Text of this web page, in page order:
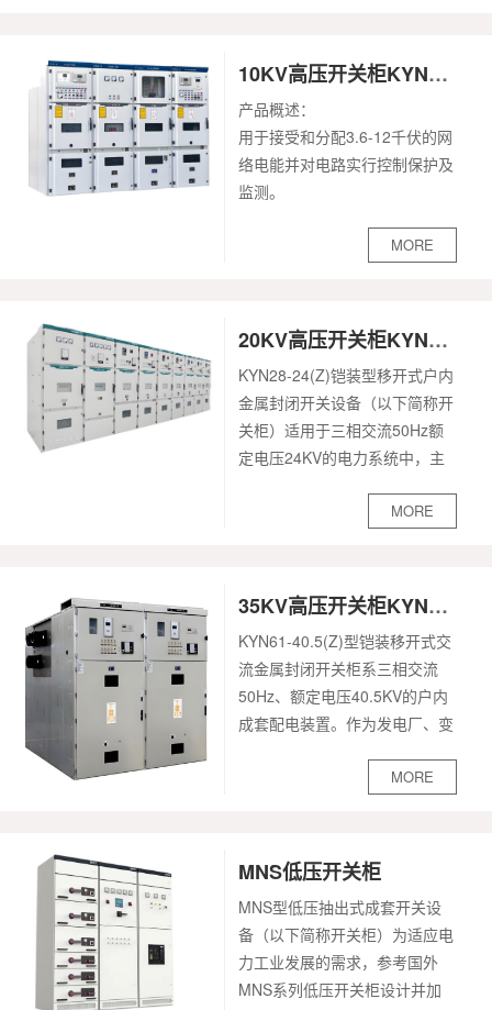
10KV高压开关柜KYN28-12(Z)
产品概述：
用于接受和分配3.6-12千伏的网
络电能并对电路实行控制保护及
监测。
结构与安全采用全密封铠装结
路器、隔离开关等）模块化设
计，检修时可快速移开，大幅缩
短维护时间。
2. 技术与性能适应性：满足
10KV系统配电需求，支持频繁
操作与长期稳定运行；智能化：
部分型号集成智能操控单元，实
现远程监测、故障预警，提升运
MORE
20KV高压开关柜KYN28-24(Z)
KYN28-24(Z)铠装型移开式户内
金属封闭开关设备（以下简称开
关柜）适用于三相交流50Hz额
定电压24KV的电力系统中，主
业及高层建筑中接受和分配网络
GB3906-2006《3~35KV交流金
属封闭开关设备》、DL404-
91《户内交流开关柜订货技术条
件》及IEC298《额定电压1KV
以上52KV及以下交流金属封闭
开关设备和控制设备》等标准要
求，并具有防止误操作断路器、
防止带负荷推拉手车、防止带电
MORE
35KV高压开关柜KYN61-40.5
KYN61-40.5(Z)型铠装移开式交
流金属封闭开关柜系三相交流
50Hz、额定电压40.5KV的户内
成套配电装置。作为发电厂、变
之用，对电路起到控制、保护和
构采用组装式，断路器采用手车
落地式结构；
b 、配用全新型复合绝缘真空断
路器，并具有互换性好，更换简
单的特点；
c、手车架中装有丝杆螺母推进
MORE
MNS低压开关柜
MNS型低压抽出式成套开关设
备（以下简称开关柜）为适应电
力工业发展的需求，参考国外
MNS系列低压开关柜设计并加